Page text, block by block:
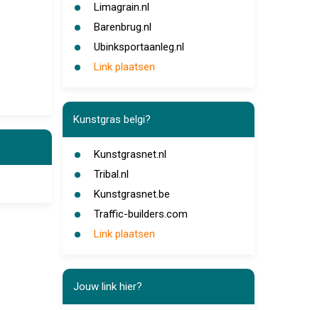
Limagrain.nl
Barenbrug.nl
Ubinksportaanleg.nl
Link plaatsen
Kunstgras belgi?
Kunstgrasnet.nl
Tribal.nl
Kunstgrasnet.be
Traffic-builders.com
Link plaatsen
Jouw link hier?